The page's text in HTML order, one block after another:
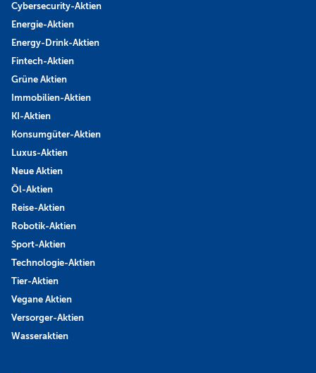
Cybersecurity-Aktien
Energie-Aktien
Energy-Drink-Aktien
Fintech-Aktien
Grüne Aktien
Immobilien-Aktien
KI-Aktien
Konsumgüter-Aktien
Luxus-Aktien
Neue Aktien
Öl-Aktien
Reise-Aktien
Robotik-Aktien
Sport-Aktien
Technologie-Aktien
Tier-Aktien
Vegane Aktien
Versorger-Aktien
Wasseraktien